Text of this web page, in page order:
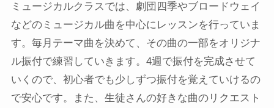
ミュージカルクラスでは、劇団四季やブロードウェイ
などのミュージカル曲を中心にレッスンを行っていま
す。毎月テーマ曲を決めて、その曲の一部をオリジナ
ル振付で練習していきます。4週で振付を完成させて
いくので、初心者でも少しずつ振付を覚えていけるの
で安心です。また、生徒さんの好きな曲のリクエスト